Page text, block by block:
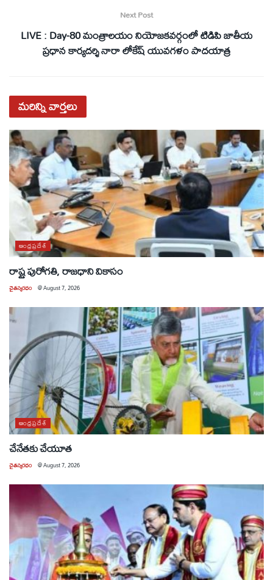
Next Post
LIVE : Day-80 మంత్రాలయం నియోజ‌క‌వ‌ర్గంలో టిడిపి జాతీయ
ప్ర‌ధాన కార్య‌ద‌ర్శి నారా లోకేష్ యువ‌గ‌ళం పాద‌యాత్ర
మరిన్నివార్తలు
ఆంధ్రప్రదేశ్
రాష్ట్ర పురోగతి, రాజధాని వికాసం
చైతన్యరధం @August 7, 2026
ఆంధ్రప్రదేశ్
చేనేతకు చేయూత
చైతన్యరధం @August 7, 2026